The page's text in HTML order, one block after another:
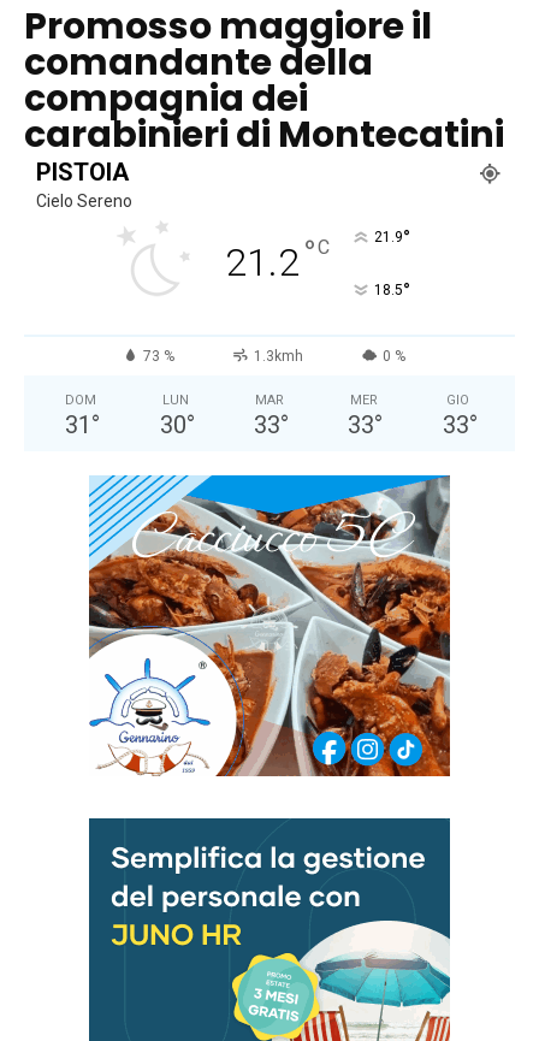
Promosso maggiore il
comandante della
compagnia dei
carabinieri di Montecatini
PISTOIA
Cielo Sereno
21.2°C 21.9°
18.5°
73 % 1.3kmh 0 %
DOM
31 °
LUN
30°
MAR
33°
MER
33°
GIO
33°